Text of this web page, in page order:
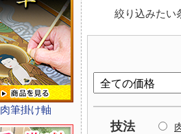
肉筆掛け軸
絞り込みたい
技法